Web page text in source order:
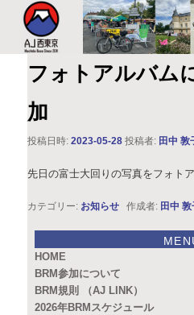
AJ西東京
このサイトは、オダックスジャパン
す。XServer
フォトアルバム
加
投稿日時:2023-05-28 投稿者: 田中 敦
先日の富士大回りの写真をフォト
カテゴリー: お知らせ 作成者: 田中 敦
HOME
BRM参加について
BRM規則 （AJ LINK）
2026年BRMスケジュール